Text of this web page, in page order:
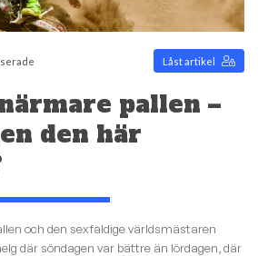
Låst artikel
pallen –
den här
och den sexfaldige världsmästaren
där söndagen var bättre än lördagen, där